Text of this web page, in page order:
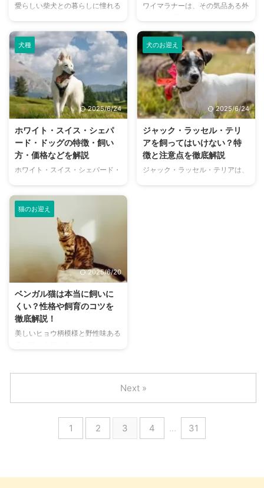
テリアを家族に迎える前に知って
す。 ぜひ最後まで読んで、ボス
トン・テ ...
の大型犬 高い知能と体力を持
被毛は防水性のある二重構造で、
抜 ...
愛らしい柴犬との暮らしに憧れる
魅力の裏には、飼い主さんが直面
する可能性のある課題も潜んでい
ます。 「柴犬を飼ってはいけな
い」という言葉を聞いたことがあ
る方もいるかもしれません。実際
に柴犬を飼い始め、「こんなはず
じゃなかった…」と後悔するケー
スも少なくありません。 この記
と言われるのか、どのような後悔
談があるのかを深掘りし、柴犬を
飼う前に知っておくべき重要なポ
イントを徹底的に解説します。
しつけのコツ、具体的な飼育のヒ
...
ワイマラナーは、その気品ある外
る犬種ですが、「飼いにくい」と
言われることも少なくありませ
ん。 実際のところ、どのような
性格や特徴がそう言われる要因と
なっているのでしょうか。 本記
事では、ワイマラナーの飼育に関
する課題やその対策を詳しく解説
し、これから迎える方が安心して
この記事の結論 ワイマラナーは
運動量と知能が高く、日々の刺激
が不可欠 留守番や退屈に弱く、
分離不安や問題行動につながりや
犬種
2025/6/24
ホワイト・スイス・シェパ
ード・ドッグの特徴・飼い
方・価格などを解説
ホワイト・スイス・シェパード・
賢く穏やかな性格で、近年注目を
集めている犬種です。 見た目は
ジャーマン・シェパードによく似
ていますが、実は独自の歴史と特
徴を持っています。 この記事で
は、ホワイト・スイス・シェパー
ド・ドッグの基本情報から性格、
飼育のコツ、健康管理まで、初め
て飼う人にも分かりやすく網羅的
にご紹介します。 この記事の結
論 白く美しい被毛と優れた知能
を持つ家庭向きの犬種 運動量が
多く活発なため、毎日の散歩が必
犬のお迎え
2025/6/24
ジャック・ラッセル・テリ
アを飼ってはいけない？特
徴と注意点を徹底解説
ジャック・ラッセル・テリアは、
猫のお迎え
2025/6/20
ベンガル猫は本当に飼いに
くい？性格や飼育のコツを
徹底解説！
美しいヒョウ柄模様と野性味ある
といわれているのでしょうか？
この記事では、ベンガルの特徴や
飼育での注意点、向いている飼い
主のタイプなどを詳しく解説しま
1 2 3 4 … 31
Next »